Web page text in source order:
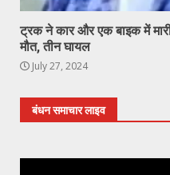
ट्रक ने कार और एक बाइक में
मौत, तीन घायल
July 27, 2024
बंधन समाचार लाइव